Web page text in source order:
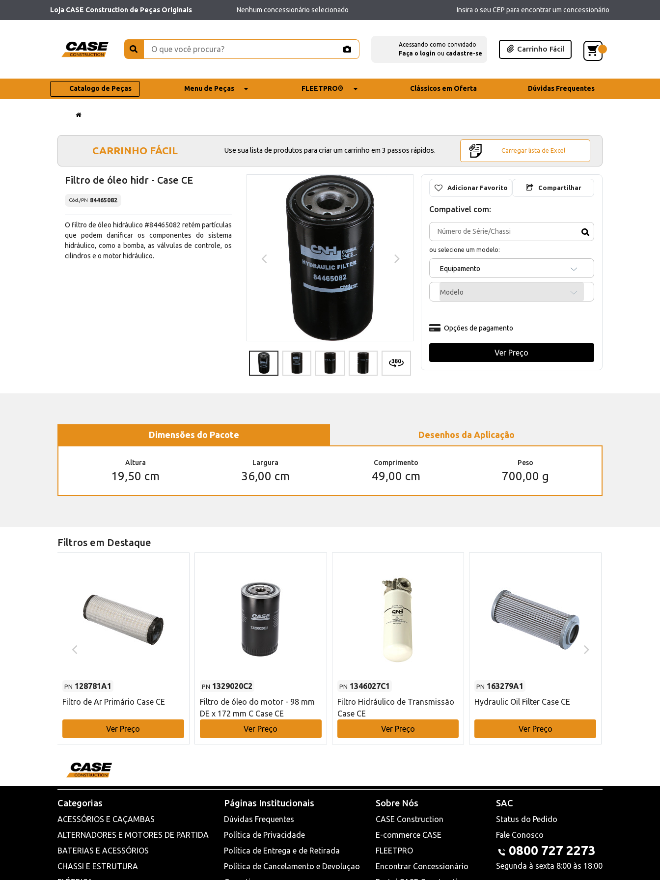
Loja CASE Construction de Peças Originais Nenhum concessionário selecionado Insira o seu CEP para encontrar um concessionário
Acessando como convidado
Faça o login ou cadastre-se
Carrinho Fácil
Catalogo de Peças Menu de Peças FLEETPRO® Clássicos em Oferta Dúvidas Frequentes
CARRINHO FÁCIL Use sua lista de produtos para criar um carrinho em 3 passos rápidos. Carregar lista de Excel
Filtro de óleo hidr - Case CE
Cód./PN 84465082
O filtro de óleo hidráulico #84465082 retém partículas
que podem danificar os componentes do sistema
hidráulico, como a bomba, as válvulas de controle, os
cilindros e o motor hidráulico.
Adicionar Favorito Compartilhar
Compativel com:
ou selecione um modelo:
Equipamento
Modelo
Opções de pagamento
Ver Preço
Dimensões do Pacote Desenhos da Aplicação
Altura
19,50 cm
Largura
36,00 cm
Comprimento
49,00 cm
Peso
700,00 g
Filtros em Destaque
PN 128781A1
Filtro de Ar Primário Case CE
Ver Preço
PN 1329020C2
Filtro de óleo do motor - 98 mm
DE x 172 mm C Case CE
Ver Preço
PN 1346027C1
Filtro Hidráulico de Transmissão
Case CE
Ver Preço
PN 163279A1
Hydraulic Oil Filter Case CE
Ver Preço
Categorias
ACESSÓRIOS E CAÇAMBAS
ALTERNADORES E MOTORES DE PARTIDA
BATERIAS E ACESSÓRIOS
CHASSI E ESTRUTURA
Páginas Institucionais
Dúvidas Frequentes
Política de Privacidade
Política de Entrega e de Retirada
Política de Cancelamento e Devoluçao
Sobre Nós
CASE Construction
E-commerce CASE
FLEETPRO
Encontrar Concessionário
SAC
Status do Pedido
Fale Conosco
0800 727 2273
Segunda à sexta 8:00 às 18:00